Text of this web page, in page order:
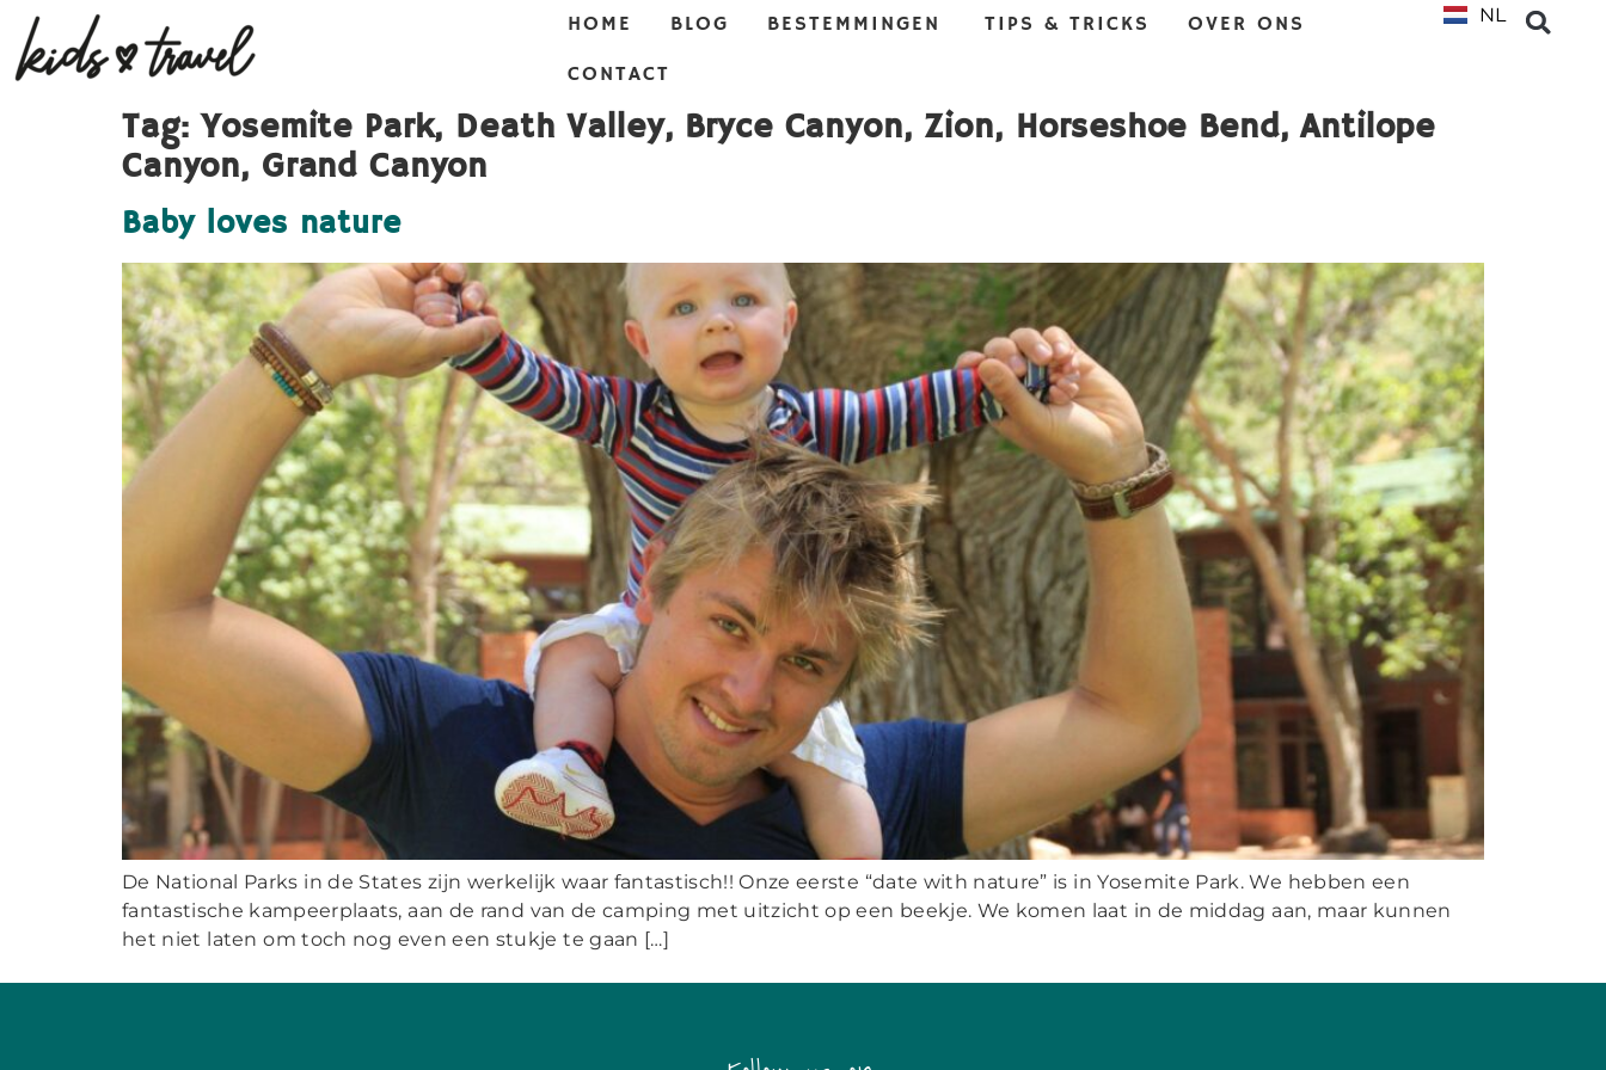
HOME BLOG BESTEMMINGEN TIPS & TRICKS
OVER ONS
CONTACT
NL
EN
Tag:Yosemite Park, Death Valley, Bryce Canyon, Zion, Horseshoe Bend, Antilope
Canyon, Grand Canyon
Baby loves nature
De National Parks in de States zijn werkelijk waar fantastisch!! Onze eerste “date with nature” is in Yosemite Park. We hebben een
fantastische kampeerplaats, aan de rand van de camping met uitzicht op een beekje. We komen laat in de middag aan, maar kunnen
het niet laten om toch nog even een stukje te gaan […]